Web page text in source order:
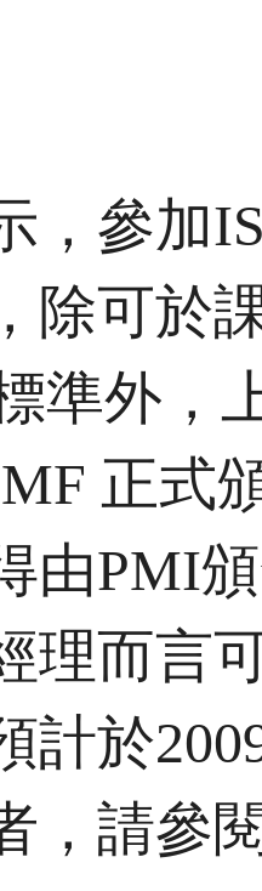
，參加
除可於
準外，
正式
由PMI
理而言
計於
，請參